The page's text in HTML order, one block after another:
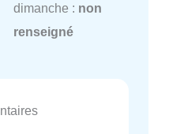
dimanche : non
renseigné